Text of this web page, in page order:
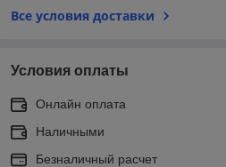
Все условия доставки
Условия оплаты
Онлайн оплата
Наличными
Безналичный расчет